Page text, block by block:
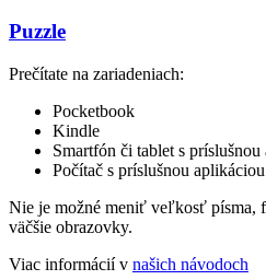
Puzzle
Prečítate na zariadeniach:
Pocketbook
Kindle
Smartfón či tablet s
Počítač s príslušnou aplikáciou
Nie je možné meniť veľkosť písma,
väčšie obrazovky.
Viac informácií v našich návodoch